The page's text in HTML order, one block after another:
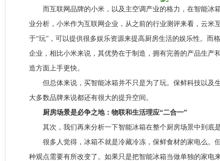
而互联网品牌的小米，以及主空调产业的格力，在智能冰
业分析，小米作为互联网企业，从之前的行业测评来看，云米
于“玩”，可以提供很多娱乐资源来提高厨房生活的娱乐性。而
企业，相比小米来说，其优势在于制造，拥有完善的产品生产
造方面上手更快。
但总体来说，买智能冰箱并不只是为了玩。保鲜科技以及
大多数品牌来说都还有很大的提升空间。
厨房场景是必争之地：物联和生活理应“二合一”
其次，我们再来分析一下智能冰箱在整个厨房场景中到底
很多人觉得，冰箱不就是冷藏冷冻，保鲜食材的家电么。
种观点需要有所改变了。如果只是把智能冰箱当做单独的家电